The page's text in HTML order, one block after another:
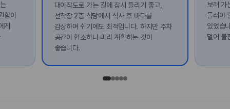
함이
게
대이작도로 가는 길에 잠시 들리기 좋고,
선착장 2층 식당에서 식사 후 바다를
감상하며 쉬기에도 최적입니다. 하지만 주차
공간이 협소하니 미리 계획하는 것이
좋습니다.
보러 가
들러야
있었습
멀어 불